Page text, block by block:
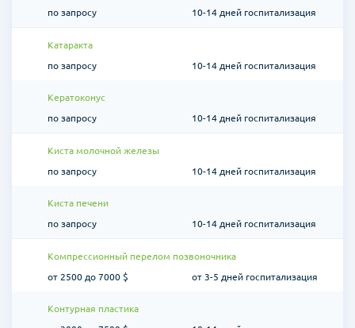
по запросу
10-14 дней госпитализация
Катаракта
по запросу
10-14 дней госпитализация
Кератоконус
по запросу
10-14 дней госпитализация
Киста молочной железы
по запросу
10-14 дней госпитализация
Киста печени
по запросу
10-14 дней госпитализация
Компрессионный перелом позвоночника
от 2500 до 7000 $
от 3-5 дней госпитализация
Контурная пластика